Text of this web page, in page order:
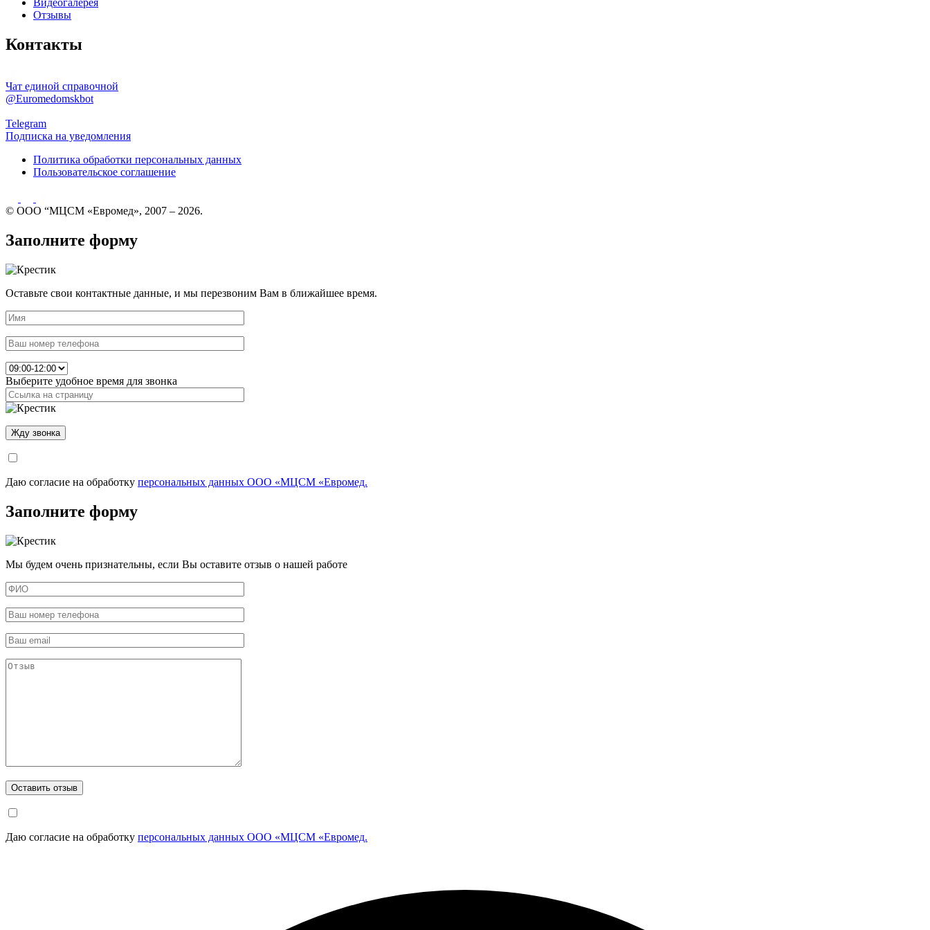
Видеогалерея
Отзывы
Контакты
Чат единой справочной
@Euromedomskbot
Telegram
Подписка на уведомления
Политика обработки персональных данных
Пользовательское соглашение
© ООО “МЦСМ «Евромед», 2007 – 2026.
Заполните форму
Оставьте свои контактные данные, и мы перезвоним Вам в ближайшее время.
Выберите удобное время для звонка
Даю согласие на обработку персональных данных ООО «МЦСМ «Евромед.
Заполните форму
Мы будем очень признательны, если Вы оставите отзыв о нашей работе
Даю согласие на обработку персональных данных ООО «МЦСМ «Евромед.